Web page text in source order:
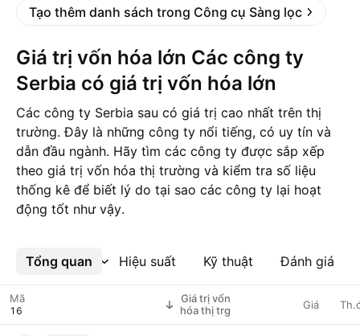
Tạo thêm danh sách trong Công cụ Sàng lọc
Giá trị vốn hóa lớn Các công ty
Serbia có giá trị vốn hóa lớn
Các công ty Serbia sau có giá trị cao nhất trên thị
trường. Đây là những công ty nổi tiếng, có uy tín và
dẫn đầu ngành. Hãy tìm các công ty được sắp xếp
theo giá trị vốn hóa thị trường và kiểm tra số liệu
thống kê để biết lý do tại sao các công ty lại hoạt
động tốt như vậy.
Tổng quan Hiệu suất Kỹ thuật Đánh giá
Xem thêm
Mã
Giá trị vốn
hóa thị trg
Giá